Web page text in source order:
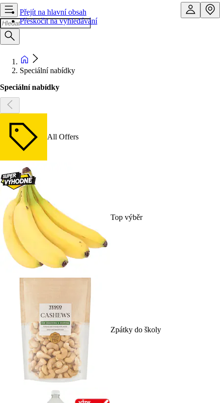
Přejít na hlavní obsah
Přeskočit na vyhledávání
Speciální nabídky
Speciální nabídky
All Offers
Top výběr
Zpátky do školy